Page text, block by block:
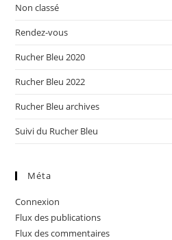
Non classé
Rendez-vous
Rucher Bleu 2020
Rucher Bleu 2022
Rucher Bleu archives
Suivi du Rucher Bleu
Méta
Connexion
Flux des publications
Flux des commentaires